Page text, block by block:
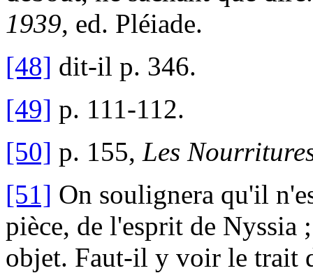
1939, ed. Pléiade.
[48] dit-il p. 346.
[49] p. 111-112.
[50] p. 155, Les
[51] On soulignera qu'il
pièce, de l'esprit de Nyssia
objet. Faut-il y voir le trait